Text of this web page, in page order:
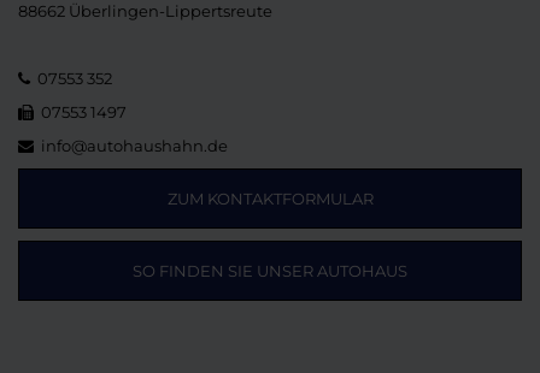
88662 Überlingen-Lippertsreute
07553 352
07553 1497
info@autohaushahn.de
ZUM KONTAKTFORMULAR
SO FINDEN SIE UNSER AUTOHAUS